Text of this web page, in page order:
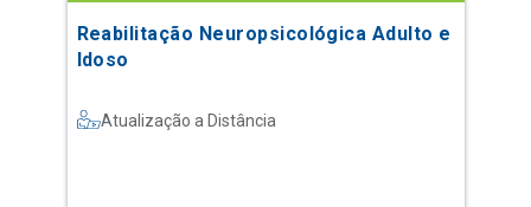
Reabilitação Neuropsicológica Adulto e
Idoso
Atualização a Distância